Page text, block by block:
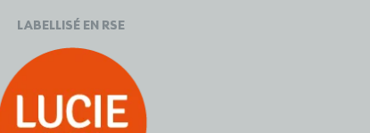
LABELLISÉ EN RSE